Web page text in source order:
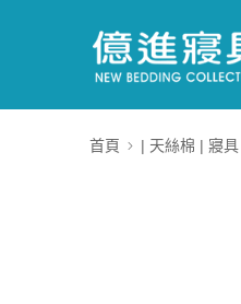
首頁 | 天絲棉 | 寢具